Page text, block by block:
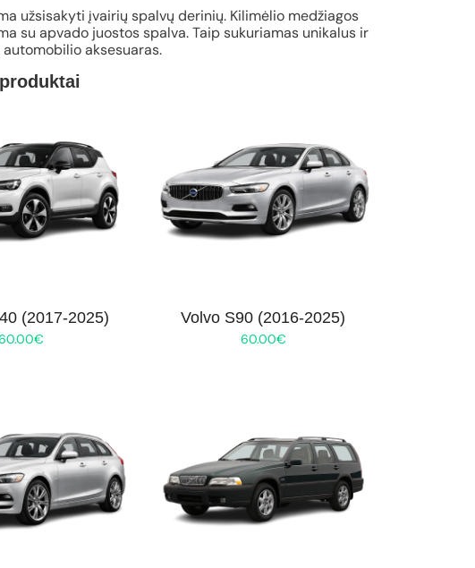
užsisakyti įvairių spalvų derinių. Kilimėlio medžiagos
su apvado juostos spalva. Taip sukuriamas unikalus ir
aksesuaras.
(2017-2025)
€
Volvo S90 (2016-2025)
60.00€